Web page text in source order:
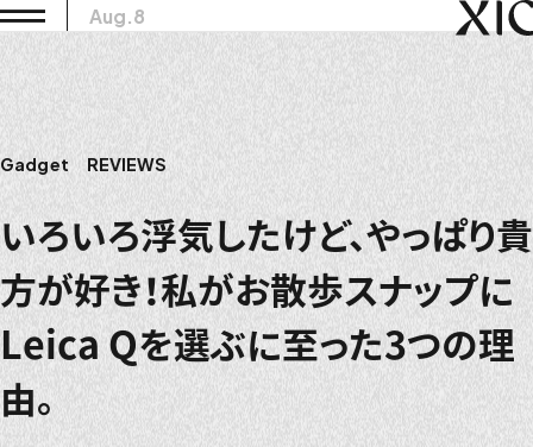
Aug.8
Gadget REVIEWS
いろいろ浮気したけど、やっぱり貴
方が好き！私がお散歩スナップに
Leica Qを選ぶに至った3つの理
由。